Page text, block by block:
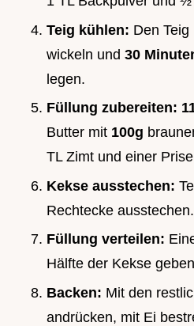
Teig kühlen: Den
wickeln und 30
legen.
Füllung zubereiten:
Butter mit 100g
TL Zimt und einer
Kekse ausstechen:
Rechtecke ausstechen.
Füllung verteilen:
Hälfte der Kekse
Backen: Mit den
andrücken, mit Ei